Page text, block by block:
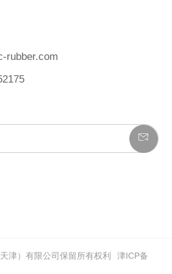
rubber.com
津）有限公司保留所有权利
津ICP备